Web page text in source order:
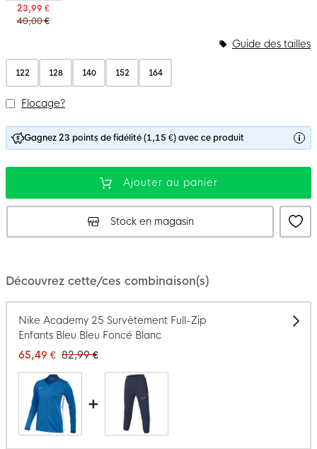
23,99 €
40,00 €
122 128 140 152 164
Guide des tailles
Flocage?
Gagnez 23 points de fidélité (1,15 €) avec ce produit
Ajouter au panier
Stock en magasin
Découvrez cette/ces combinaison(s)
Nike Academy 25 Survêtement Full-Zip
Enfants Bleu Bleu Foncé Blanc
65,49 € 82,99 €
+